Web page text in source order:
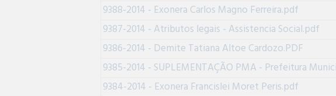
9388-2014 - Exonera Carlos Magno Ferreira.pdf
9387-2014 - Atributos legais - Assistencia Social.pdf
9386-2014 - Demite Tatiana Altoe Cardozo.PDF
9385-2014 - SUPLEMENTAÇÃO PMA - Prefeitura
9384-2014 - Exonera Francislei Moret Peris.pdf